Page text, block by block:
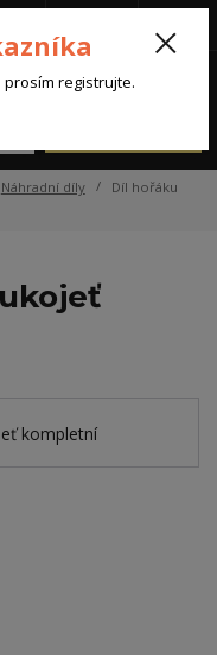
Náhradní díly
Díl hořáku
registrujte.